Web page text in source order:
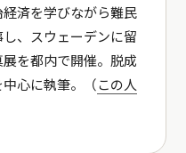
済を学びながら難民
、スウェーデンに留
を都内で開催。脱成
心に執筆。（この人